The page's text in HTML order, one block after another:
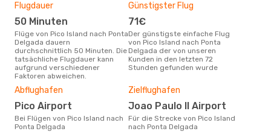
Flugdauer
50 Minuten
Flüge von Pico Island nach Ponta
Delgada dauern
durchschnittlich 50 Minuten. Die
tatsächliche Flugdauer kann
aufgrund verschiedener
Faktoren abweichen.
Günstigster Flug
71€
Der günstigste einfache Flug
von Pico Island nach Ponta
Delgada der von unseren
Kunden in den letzten 72
Stunden gefunden wurde
Abflughafen
Pico Airport
Bei Flügen von Pico Island nach
Ponta Delgada
Zielflughafen
Joao Paulo II Airport
Für die Strecke von Pico Island
nach Ponta Delgada